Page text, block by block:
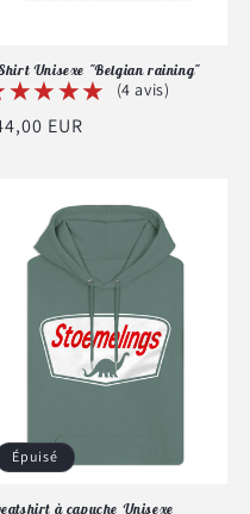
Unisexe "Belgian raining"
(4 avis)
EUR
Épuisé
à capuche Unisexe